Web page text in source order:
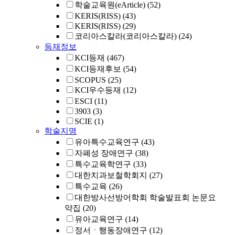
학술교육원(eArticle) (52)
KERIS(RISS) (43)
KERIS(RISS) (29)
코리아스칼라(코리아스칼라) (24)
등재정보
KCI등재 (467)
KCI등재후보 (54)
SCOPUS (25)
KCI우수등재 (12)
ESCI (11)
3903 (3)
SCIE (1)
학술지명
유아특수교육연구 (43)
자폐성 장애연구 (38)
특수교육학연구 (33)
대한치과보철학회지 (27)
특수교육 (26)
대한방사선방어학회 학술발표회 논문요
약집 (20)
유아교육연구 (14)
정서ㆍ행동장애연구 (12)